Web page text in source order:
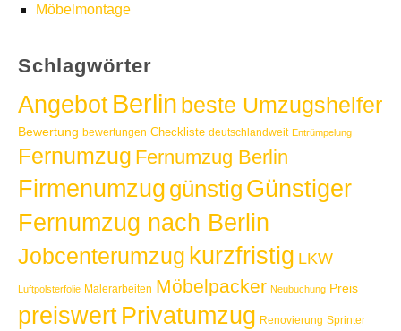
Möbelmontage
Schlagwörter
AngebotBerlin beste Umzugshelfer
Bewertung bewertungen Checkliste deutschlandweit Entrümpelung
Fernumzug Fernumzug Berlin
Firmenumzug günstig Günstiger
Fernumzug nach Berlin
Jobcenterumzug kurzfristig LKW
Luftpolsterfolie Malerarbeiten Möbelpacker Neubuchung Preis
preiswert Privatumzug Renovierung Sprinter